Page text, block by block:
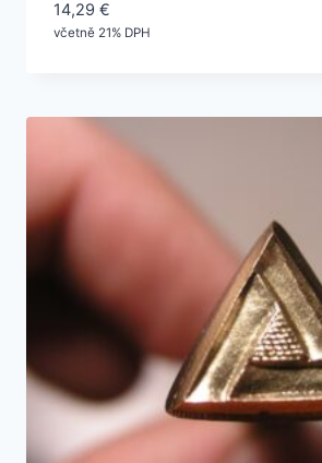
14,29 €
včetně 21% DPH